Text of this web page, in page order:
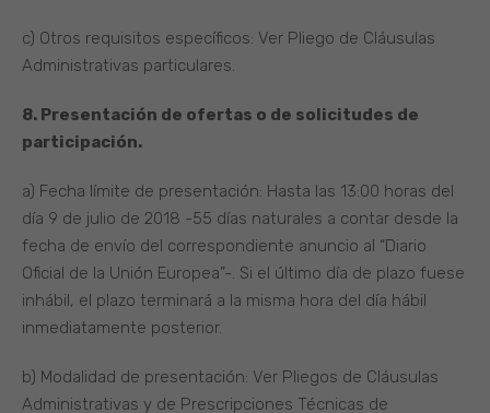
c) Otros requisitos específicos: Ver Pliego de Cláusulas
Administrativas particulares.
8. Presentación de ofertas o de solicitudes de
participación.
a) Fecha límite de presentación: Hasta las 13:00 horas del
día 9 de julio de 2018 -55 días naturales a contar desde la
fecha de envío del correspondiente anuncio al “Diario
Oficial de la Unión Europea”-. Si el último día de plazo fuese
inhábil, el plazo terminará a la misma hora del día hábil
inmediatamente posterior.
b) Modalidad de presentación: Ver Pliegos de Cláusulas
Administrativas y de Prescripciones Técnicas de